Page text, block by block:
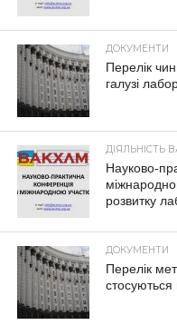
ДОКУМЕНТИ
Перелік
галузі
ДІЯЛЬНІСТЬ
Науково-
розвитку
ДОКУМЕНТИ
Перелік
стосуються